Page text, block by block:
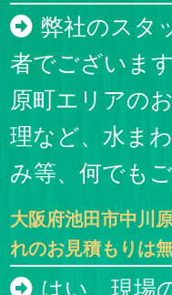
弊社のスタ
者でございま
原町エリアの
理など、水ま
み等、何でも
大阪府池田市中川
れのお見積もりは
はい、現場